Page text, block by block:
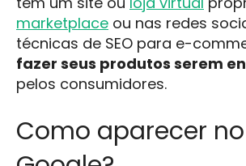
marketplace ou nas redes
técnicas de SEO para e-
fazer seus produtos serem
pelos consumidores.
Como aparecer